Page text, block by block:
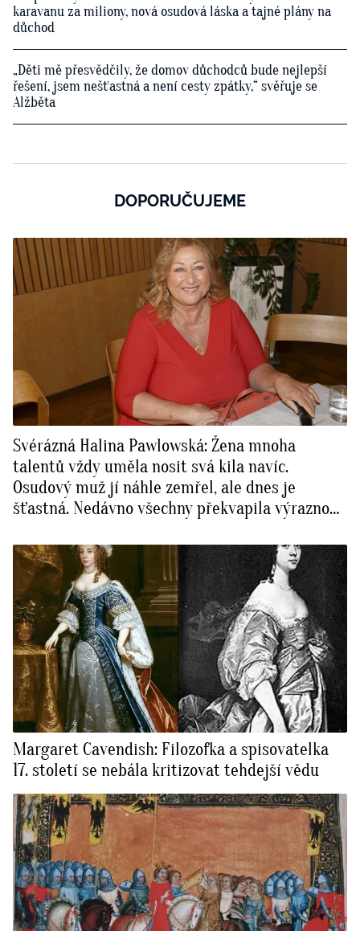
karavanu za miliony, nová osudová láska a tajné plány na
důchod
„Děti mě přesvědčily, že domov důchodců bude nejlepší
řešení, jsem nešťastná a není cesty zpátky,“ svěřuje se
Alžběta
DOPORUČUJEME
Svérázná Halina Pawlowská: Žena mnoha
talentů vždy uměla nosit svá kila navíc.
Osudový muž jí náhle zemřel, ale dnes je
šťastná. Nedávno všechny překvapila výraznou
Margaret Cavendish: Filozofka a spisovatelka
17. století se nebála kritizovat tehdejší vědu